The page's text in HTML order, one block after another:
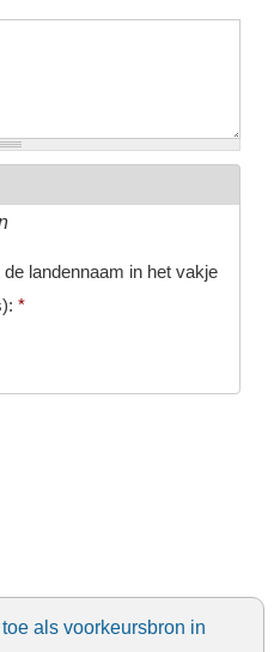
landennaam in het vakje
*
als voorkeursbron in